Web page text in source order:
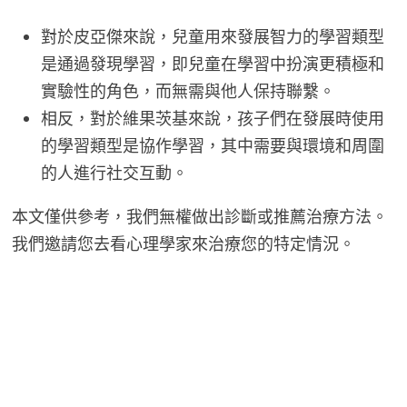
對於皮亞傑來說，兒童用來發展智力的學習類型
是通過發現學習，即兒童在學習中扮演更積極和
實驗性的角色，而無需與他人保持聯繫。
相反，對於維果茨基來說，孩子們在發展時使用
的學習類型是協作學習，其中需要與環境和周圍
的人進行社交互動。
本文僅供參考，我們無權做出診斷或推薦治療方法。
我們邀請您去看心理學家來治療您的特定情況。